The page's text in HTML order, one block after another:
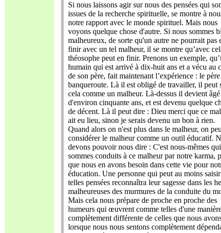
Si nous laissons agir sur nous des pensées qui
issues de la recherche spirituelle, se montre à
notre rapport avec le monde spirituel. Mais nous
voyons quelque chose d'autre. Si nous sommes
malheureux, de sorte qu'un autre ne pourrait pas
finir avec un tel malheur, il se montre qu’avec
théosophe peut en finir. Prenons un exemple,
humain qui est arrivé à dix-huit ans et a vécu au
de son père, fait maintenant l’expérience : le
banqueroute. Là il est obligé de travailler, il peut
cela comme un malheur. Là-dessus il devient âgé
d'environ cinquante ans, et est devenu quelque
de décent. Là il peut dire : Dieu merci que ce
ait eu lieu, sinon je serais devenu un bon à rien.
Quand alors on n'est plus dans le malheur, on
considérer le malheur comme un outil éducatif.
devons pouvoir nous dire : C'est nous-mêmes
sommes conduits à ce malheur par notre karma,
que nous en avons besoin dans cette vie pour
éducation. Une personne qui peut au moins
telles pensées reconnaîtra leur sagesse dans les
malheureuses des murmures de la conduite du
Mais cela nous prépare de proche en proche des
humeurs qui œuvrent comme telles d'une
complètement différente de celles que nous
lorsque nous nous sentons complètement